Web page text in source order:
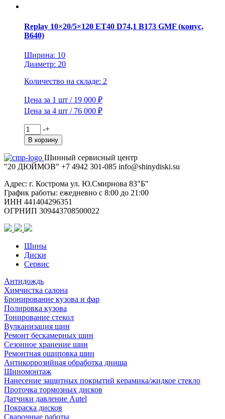
D98
Хафпайп
(КС683)
классик
Replay 10×20/5×120 ET40 D74,1 B173 GMF (конус,
B640)
Ширина: 10
Диаметр: 20
Количество на складе: 2
Цена за 1 шт / 19 000 ₽
Цена за 4 шт / 76 000 ₽
Количество
товара
Replay
10x20/5x120
ET40
B173
GMF
(конус,
B640)
-+
В корзину
Шинный сервисный центр
"20 ДЮЙМОВ" +7 4942 301-085 info@shinydiski.su
Адрес: г. Кострома ул. Ю.Смирнова 83"Б"
График работы: ежедневно с 8:00 до 21:00
ИНН 441404296351
ОГРНИП 309443708500022
Шины
Диски
Сервис
Антидождь
Химчистка салона
Бронирование кузова и фар
Полировка кузова
Тонирование стекол
Вулканизация шин
Ремонт бескамерных шин
Сезонное хранение шин
Ремонтная ошиповка шин
Антикоррозийная обработка днища
Шиномонтаж
Нанесение защитных покрытий керамика/жидкое стекло
Проточка тормозных дисков
Датчики давление Autel
Покраска дисков
Сварочные работы